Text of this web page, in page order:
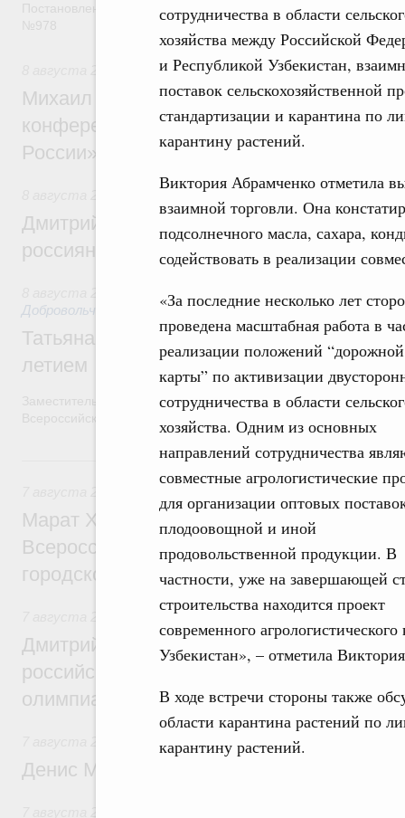
сотрудничества в области
хозяйства между Российской
и Республикой Узбекистан,
поставок сельскохозяйственной
стандартизации и карантина по
карантину растений.
Виктория Абрамченко отметила
взаимной торговли. Она
подсолнечного масла, сахара,
содействовать в реализации
«За последние несколько лет
проведена масштабная работа в
реализации положений “дорожной
карты” по активизации
сотрудничества в области
хозяйства. Одним из основных
направлений сотрудничества
совместные агрологистические
для организации оптовых
плодоовощной и иной
продовольственной продукции. В
частности, уже на завершающей
строительства находится проект
современного
Узбекистан», – отметила
В ходе встречи стороны также
области карантина растений по
карантину растений.
Отрасль информационных технологий
Михаил Мишустин дал поручения по
конференции «Цифровая индустрия
России»
Спорт высших достижений и массовый
Дмитрий Чернышенко и Михаил
россиян с Днём физкультурника
Социальные инновации. Некоммерческие
Добровольчество и волонтёрство. Благотворительность
Татьяна Голикова поздравила
летием
Заместитель Председателя Правительства Татьяна Голикова
Всероссийского общественного движения «Волонтёры-
7 августа, пятница
Экономика городов. Городская среда
Марат Хуснуллин провёл заседание
Всероссийского конкурса лучших
городской среды
Отрасль информационных технологий
Дмитрий Чернышенко и Сергей Кравцов
российскую сборную с победой на
олимпиаде по искусственному
Общие вопросы промышленной политики
Денис Мантуров посетил Ярославскую